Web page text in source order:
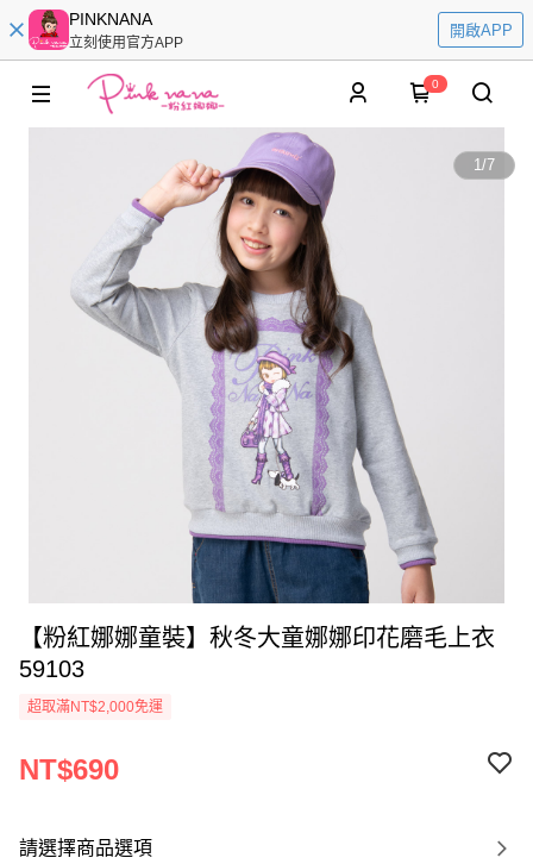
PINKNANA
立刻使用官方APP
開啟APP
0
1/7
【粉紅娜娜童裝】秋冬大童娜娜印花磨毛上衣
59103
超取滿NT$2,000免運
NT$690
請選擇商品選項